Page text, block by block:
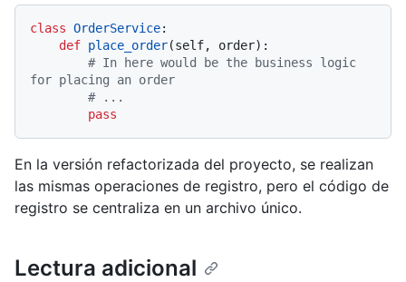
class OrderService:
def place_order(self, order):
# In here would be the business logic
for placing an order
# ...
pass
En la versión refactorizada del proyecto, se realizan
las mismas operaciones de registro, pero el código de
registro se centraliza en un archivo único.
Lectura adicional